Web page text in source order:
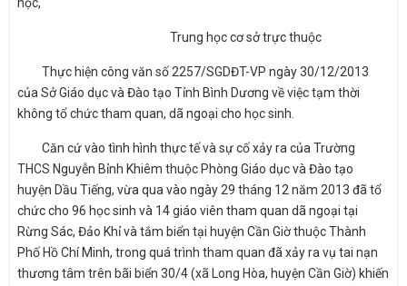
Trung học cơ sở trực thuộc
Thực hiện công văn số 2257/SGDĐT-VP ngày 30/12/2013
của Sở Giáo dục và Đào tạo Tỉnh Bình Dương về việc tạm thời
không tổ chức tham quan, dã ngoại cho học sinh.
Căn cứ vào tình hình thực tế và sự cố xảy ra của Trường
THCS Nguyễn Bỉnh Khiêm thuộc Phòng Giáo dục và Đào tạo
huyện Dầu Tiếng, vừa qua vào ngày 29 tháng 12 năm 2013 đã tổ
chức cho 96 học sinh và 14 giáo viên tham quan dã ngoại tại
Rừng Sác, Đảo Khỉ và tắm biển tại huyện Cần Giờ thuộc Thành
Phố Hồ Chí Minh, trong quá trình tham quan đã xảy ra vụ tai nạn
thương tâm trên bãi biển 30/4 (xã Long Hòa, huyện Cần Giờ) khiến